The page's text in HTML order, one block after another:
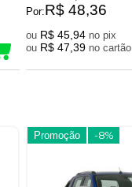
Por:R$ 48,36
ou R$ 45,94
no pix
ou R$ 47,39 no cartão
Promoção -8%